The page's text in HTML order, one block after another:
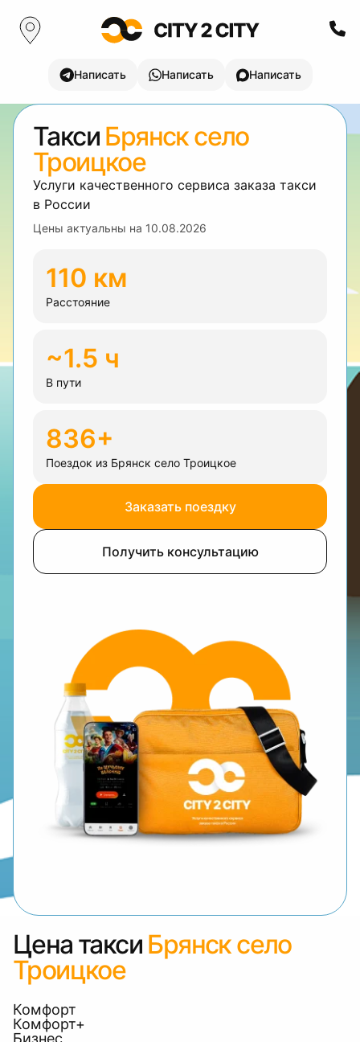
Написать Написать Написать
Такси Брянск село
Троицкое
Услуги качественного сервиса заказа такси
в России
Цены актуальны на 10.08.2026
110 км
Расстояние
~1.5 ч
В пути
836+
Поездок из Брянск село Троицкое
Заказать поездку
Получить консультацию
Цена такси Брянск село
Троицкое
Комфорт
Комфорт+
Бизнес